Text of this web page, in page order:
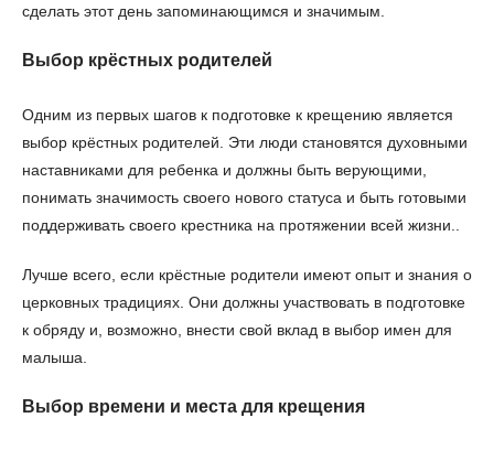
сделать этот день запоминающимся и значимым.
Выбор крёстных родителей
Одним из первых шагов к подготовке к крещению является
выбор крёстных родителей. Эти люди становятся духовными
наставниками для ребенка и должны быть верующими,
понимать значимость своего нового статуса и быть готовыми
поддерживать своего крестника на протяжении всей жизни..
Лучше всего, если крёстные родители имеют опыт и знания о
церковных традициях. Они должны участвовать в подготовке
к обряду и, возможно, внести свой вклад в выбор имен для
малыша.
Выбор времени и места для крещения